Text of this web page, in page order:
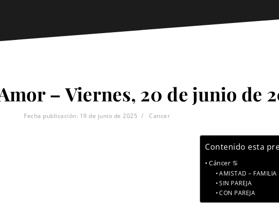
– Viernes, 20 de junio de
Fecha publicación: 19 de junio de 2025 Cancer
Contenido esta
Cáncer ♋
AMISTAD – FAMILIA
SIN PAREJA
CON PAREJA